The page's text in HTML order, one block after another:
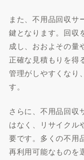
また、不用品回収サ
鍵となります。回収
成し、おおよその量
正確な見積もりを得
管理がしやすくなり
す。
さらに、不用品回収
はなく、リサイクル
要です。多くの不用
再利用可能なものを